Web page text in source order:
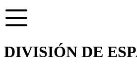
DIVISIÓN DE